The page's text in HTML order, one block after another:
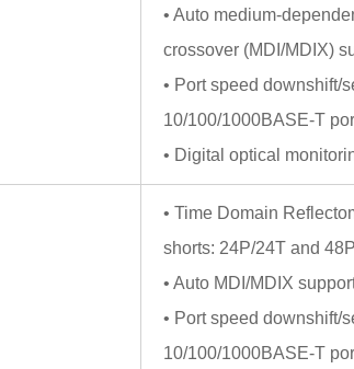
• Auto medium-
crossover (MDI/MDIX)
• Port speed downshift/
10/100/1000BASE-T
• Digital optical
• Time Domain
shorts: 24P/24T and
• Auto MDI/MDIX
• Port speed downshift/
10/100/1000BASE-T